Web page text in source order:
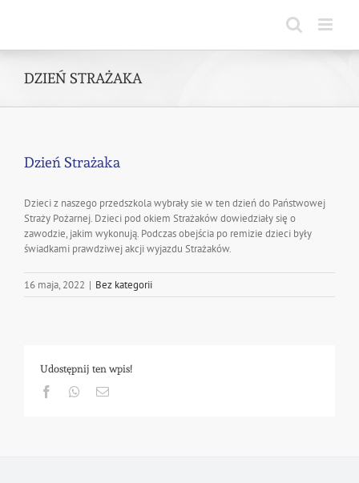
DZIEŃ STRAŻAKA
Dzień Strażaka
Dzieci z naszego przedszkola wybrały sie w ten dzień do Państwowej
Straży Pożarnej. Dzieci pod okiem Strażaków dowiedziały się o
zawodzie, jakim wykonują. Podczas obejścia po remizie dzieci były
świadkami prawdziwej akcji wyjazdu Strażaków.
16 maja, 2022 | Bez kategorii
Udostępnij ten wpis!
FacebookWhatsapp
Email